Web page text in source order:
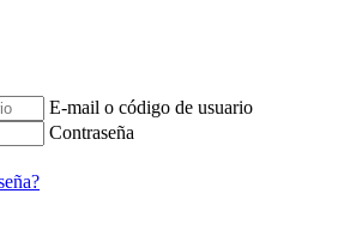
E-mail o código de usuario
Contraseña